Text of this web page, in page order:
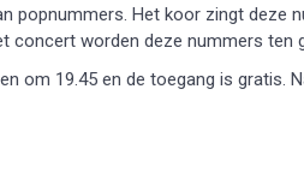
popnummers. Het koor zingt deze
concert worden deze nummers ten
om 19.45 en de toegang is gratis.